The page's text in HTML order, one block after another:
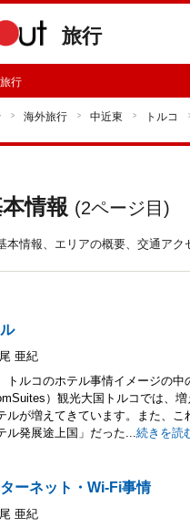
旅行
行
海外旅行 中近東 トルコ
情報 (2ページ目)
本情報、エリアの概要、交通ア
亜紀
トルコのホテル事情イメージの
）観光大国トルコでは、
ルが増えてきています。また、
ル発展途上国」だった...続きを読
ーネット・Wi-Fi事情
亜紀